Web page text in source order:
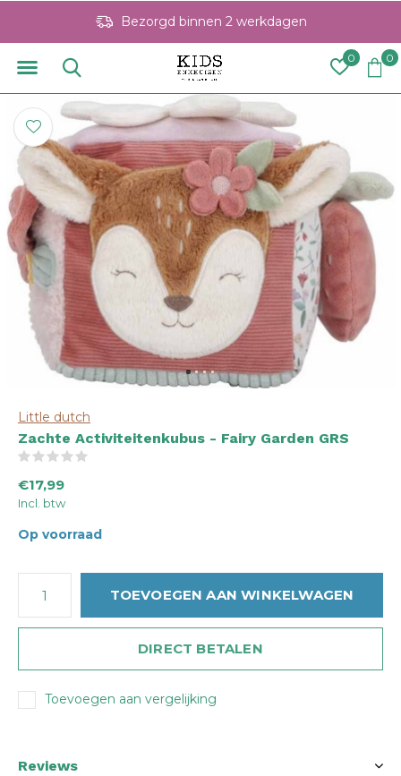
0 0
Bezorgd binnen 2 werkdagen
Little dutch
Zachte Activiteitenkubus - Fairy Garden GRS
€17,99
Incl. btw
Op voorraad
TOEVOEGEN AAN WINKELWAGEN
DIRECT BETALEN
Toevoegen aan vergelijking
Reviews